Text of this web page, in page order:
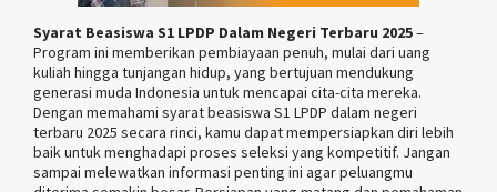
Syarat Beasiswa S1 LPDP Dalam Negeri Terbaru 2025–
Program ini memberikan pembiayaan penuh, mulai dari uang
kuliah hingga tunjangan hidup, yang bertujuan mendukung
generasi muda Indonesia untuk mencapai cita-cita mereka.
Dengan memahami syarat beasiswa S1 LPDP dalam negeri
terbaru 2025 secara rinci, kamu dapat mempersiapkan diri lebih
baik untuk menghadapi proses seleksi yang kompetitif. Jangan
sampai melewatkan informasi penting ini agar peluangmu